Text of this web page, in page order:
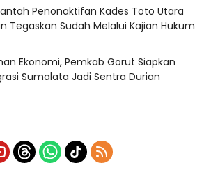
Penonaktifan Kades Toto Utara
Tegaskan Sudah Melalui Kajian Hukum
Ekonomi, Pemkab Gorut Siapkan
Sumalata Jadi Sentra Durian